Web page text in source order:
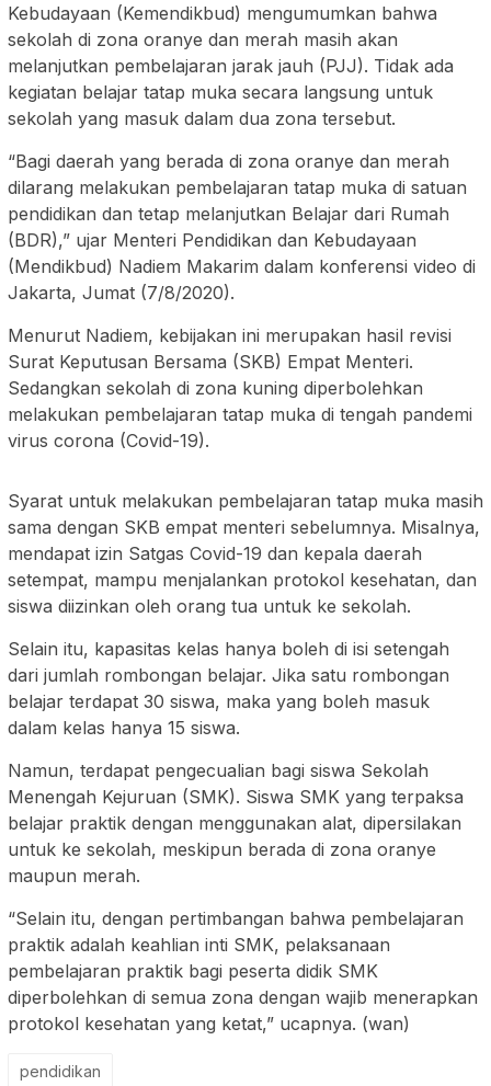
Kebudayaan (Kemendikbud) mengumumkan bahwa
sekolah di zona oranye dan merah masih akan
melanjutkan pembelajaran jarak jauh (PJJ). Tidak ada
kegiatan belajar tatap muka secara langsung untuk
sekolah yang masuk dalam dua zona tersebut.
“Bagi daerah yang berada di zona oranye dan merah
dilarang melakukan pembelajaran tatap muka di satuan
pendidikan dan tetap melanjutkan Belajar dari Rumah
(BDR),” ujar Menteri Pendidikan dan Kebudayaan
(Mendikbud) Nadiem Makarim dalam konferensi video di
Jakarta, Jumat (7/8/2020).
Menurut Nadiem, kebijakan ini merupakan hasil revisi
Surat Keputusan Bersama (SKB) Empat Menteri.
Sedangkan sekolah di zona kuning diperbolehkan
melakukan pembelajaran tatap muka di tengah pandemi
virus corona (Covid-19).
Syarat untuk melakukan pembelajaran tatap muka masih
sama dengan SKB empat menteri sebelumnya. Misalnya,
mendapat izin Satgas Covid-19 dan kepala daerah
setempat, mampu menjalankan protokol kesehatan, dan
siswa diizinkan oleh orang tua untuk ke sekolah.
Selain itu, kapasitas kelas hanya boleh di isi setengah
dari jumlah rombongan belajar. Jika satu rombongan
belajar terdapat 30 siswa, maka yang boleh masuk
dalam kelas hanya 15 siswa.
Namun, terdapat pengecualian bagi siswa Sekolah
Menengah Kejuruan (SMK). Siswa SMK yang terpaksa
belajar praktik dengan menggunakan alat, dipersilakan
untuk ke sekolah, meskipun berada di zona oranye
maupun merah.
“Selain itu, dengan pertimbangan bahwa pembelajaran
praktik adalah keahlian inti SMK, pelaksanaan
pembelajaran praktik bagi peserta didik SMK
diperbolehkan di semua zona dengan wajib menerapkan
protokol kesehatan yang ketat,” ucapnya. (wan)
pendidikan